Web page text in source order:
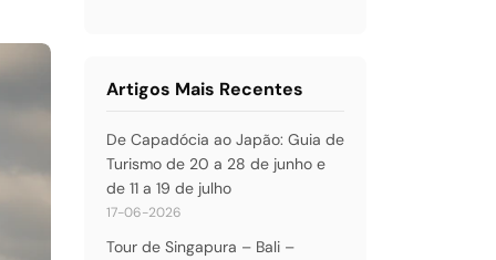
Artigos Mais Recentes
De Capadócia ao Japão: Guia de
Turismo de 20 a 28 de junho e
de 11 a 19 de julho
17-06-2026
Tour de Singapura – Bali –